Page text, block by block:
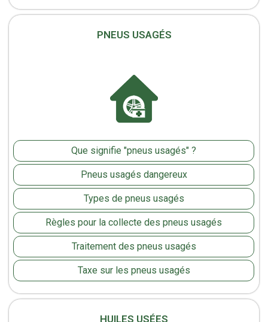
PNEUS USAGÉS
Que signifie "pneus usagés" ?
Pneus usagés dangereux
Types de pneus usagés
Règles pour la collecte des pneus usagés
Traitement des pneus usagés
Taxe sur les pneus usagés
HUILES USÉES